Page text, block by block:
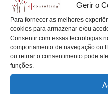
Gerir o
Para fornecer as melhores
cookies para armazenar e/ou
Consentir com essas tecnologias
comportamento de navegação ou
ou retirar o consentimento pode
funções.
propriedade das
em debate no
Posted
by
António Nogueira da Costa
A Sucessão na liderança
empresas familiares foi o